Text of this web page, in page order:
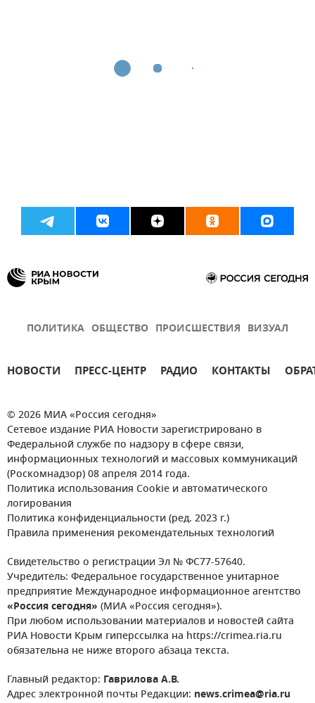
ПОЛИТИКА ОБЩЕСТВО ПРОИСШЕСТВИЯ ВИЗУАЛ
НОВОСТИ ПРЕСС-ЦЕНТР РАДИО КОНТАКТЫ
© 2026 МИА «Россия сегодня»
Сетевое издание РИА Новости зарегистрировано в
Федеральной службе по надзору в сфере связи,
информационных технологий и массовых коммуникаций
(Роскомнадзор) 08 апреля 2014 года.
Политика использования Cookie и автоматического
логирования
Политика конфиденциальности (ред. 2023 г.)
Правила применения рекомендательных технологий
Свидетельство о регистрации Эл № ФС77-57640.
Учредитель: Федеральное государственное унитарное
предприятие Международное информационное агентство
«Россия сегодня» (МИА «Россия сегодня»).
При любом использовании материалов и новостей сайта
РИА Новости Крым гиперссылка на https://crimea.ria.ru
обязательна не ниже второго абзаца текста.
Главный редактор: Гаврилова А.В.
Адрес электронной почты Редакции: news.crimea@ria.ru